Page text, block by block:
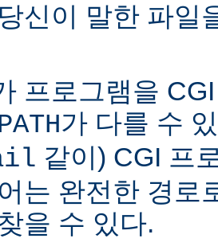
신이 말한 파일
프로그램을
가 다를 수
같이) CGI 프
는 완전한 경로
을 수 있다.